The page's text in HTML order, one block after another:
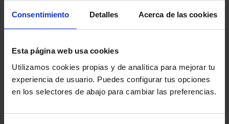
Consentimiento Detalles Acerca de las cookies
Esta página web usa cookies
Utilizamos cookies propias y de analítica para mejorar tu
experiencia de usuario. Puedes configurar tus opciones
en los selectores de abajo para cambiar las preferencias.
20 enero, 2016
La presidencia de la
UE pide una
19 enero, 2016
Las refugiadas
sufren agresiones,